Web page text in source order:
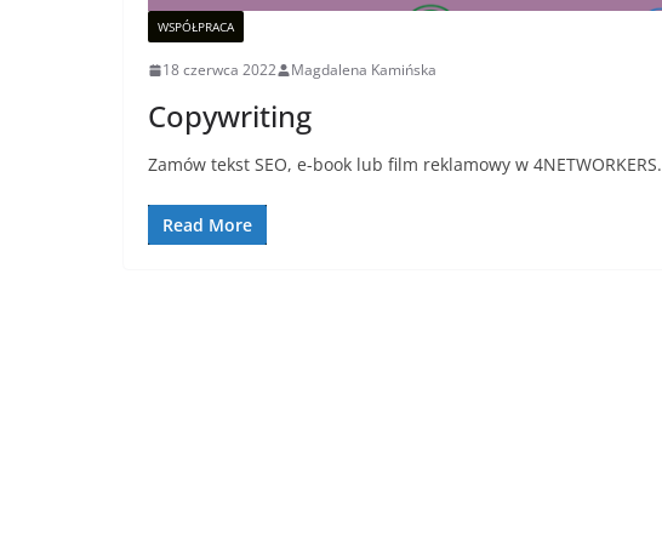
WSPÓŁPRACA
18 czerwca 2022 Magdalena Kamińska
Copywriting
Zamów tekst SEO, e-book lub film reklamowy w 4NETWORKERS.
Read More